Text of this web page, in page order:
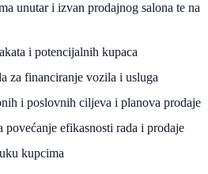
unutar i izvan prodajnog salona te na
i potencijalnih kupaca
za financiranje vozila i usluga
i poslovnih ciljeva i planova prodaje
povećanje efikasnosti rada i prodaje
kupcima